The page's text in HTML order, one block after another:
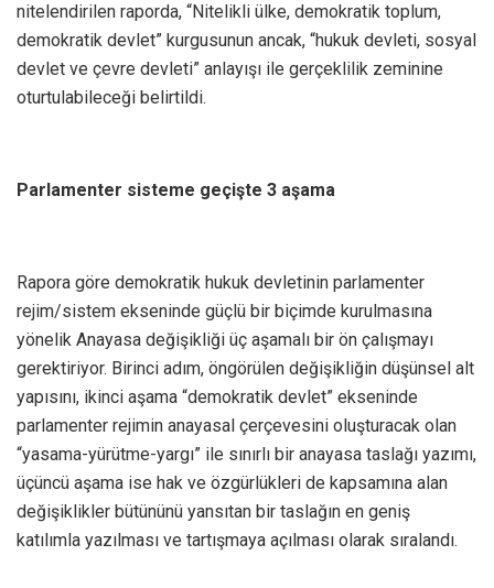
nitelendirilen raporda, “Nitelikli ülke, demokratik toplum,
demokratik devlet” kurgusunun ancak, “hukuk devleti, sosyal
devlet ve çevre devleti” anlayışı ile gerçeklilik zeminine
oturtulabileceği belirtildi.
Parlamenter sisteme geçişte 3 aşama
Rapora göre demokratik hukuk devletinin parlamenter
rejim/sistem ekseninde güçlü bir biçimde kurulmasına
yönelik Anayasa değişikliği üç aşamalı bir ön çalışmayı
gerektiriyor. Birinci adım, öngörülen değişikliğin düşünsel alt
yapısını, ikinci aşama “demokratik devlet” ekseninde
parlamenter rejimin anayasal çerçevesini oluşturacak olan
“yasama-yürütme-yargı” ile sınırlı bir anayasa taslağı yazımı,
üçüncü aşama ise hak ve özgürlükleri de kapsamına alan
değişiklikler bütününü yansıtan bir taslağın en geniş
katılımla yazılması ve tartışmaya açılması olarak sıralandı.